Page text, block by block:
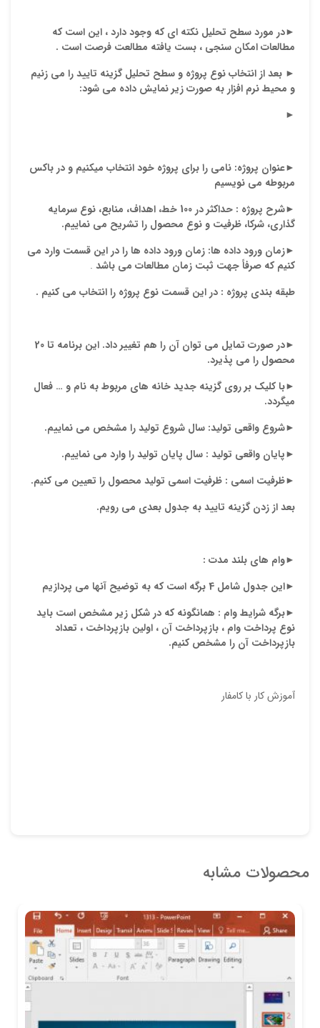
►در مورد سطح تحلیل نکته ای که وجود دارد ، این است که
مطالعات امکان سنجی ، بست یافته مطالعت فرصت است .
► بعد از انتخاب نوع پروژه و سطح تحلیل گزینه تایید را می زنیم
و محیط نرم افزار به صورت زیر نمایش داده می شود:
►
►عنوان پروژه: نامی را برای پروژه خود انتخاب میکنیم و در باکس
مربوطه می نویسیم
►شرح پروژه :
حداکثر در 100 خط، اهداف، منابع، نوع سرمایه
گذاری، شرکا، ظرفیت و نوع محصول را تشریح می نماییم.
►زمان ورود داده ها: زمان ورود داده ها را در این قسمت وارد می
کنیم كه صرفاً جهت ثبت زمان مطالعات می باشد .
طبقه بندی پروژه : در این قسمت نوع پروژه را انتخاب می کنیم .
►
در صورت تمایل می توان آن را هم تغییر داد. این برنامه تا 20
محصول را می پذیرد.
►با کلیک بر روی گزینه جديد خانه های مربوط به نام و … فعال
میگردد.
►شروع واقعي توليد: سال شروع تولید را مشخص می نماییم.
►پايان واقعي توليد : سال پایان تولید را وارد می نماییم.
►ظرفيت اسمي : ظرفیت اسمی تولید محصول را تعیین می کنیم.
بعد از زدن گزینه تایید به جدول بعدی می رویم.
►وام های بلند مدت :
►این جدول شامل 4 برگه است که به توضیح آنها می پردازیم
►برگه شرایط وام : همانگونه که در شکل زیر مشخص است باید
نوع پرداخت وام ، بازپرداخت آن ، اولین بازپرداخت ، تعداد
بازپرداخت آن را مشخص کنیم.
آموزش کار با کامفار
محصولات مشابه